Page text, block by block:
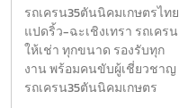
รถเครน35ตันนิคมเกษตรไทย
แปดริ้ว-ฉะเชิงเทรา รถเครน
ให้เช่า ทุกขนาด รองรับทุก
งาน พร้อมคนขับผู้เชี่ยวชาญ
รถเครน35ตันนิคมเกษตร